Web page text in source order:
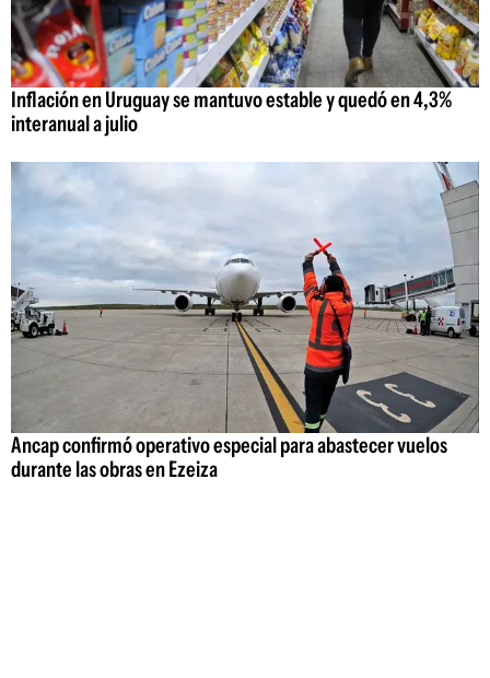
Inflación en Uruguay se mantuvo estable y quedó en 4,3%
interanual a julio
Ancap confirmó operativo especial para abastecer vuelos
durante las obras en Ezeiza